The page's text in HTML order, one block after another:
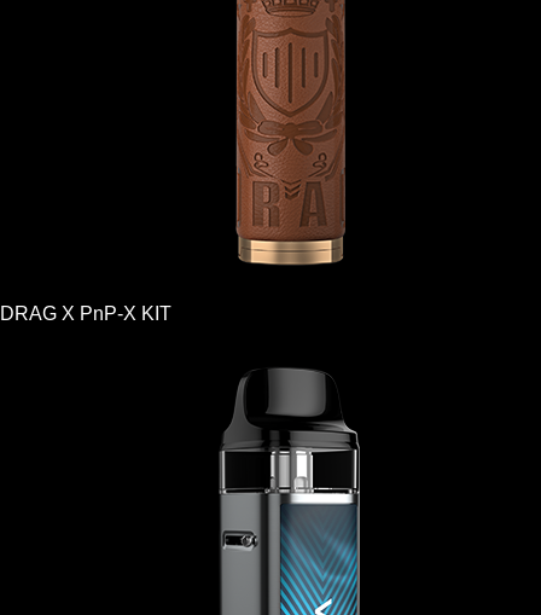
DRAG X PnP-X KIT